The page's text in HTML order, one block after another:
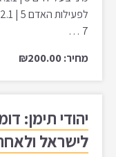
7 …
מחיר: ₪200.00
יהודי תימן:
לישראל